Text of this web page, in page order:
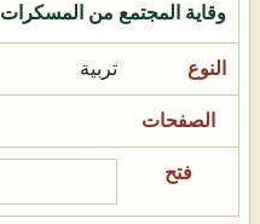
وقاية المجتمع من المسكرات
تربية